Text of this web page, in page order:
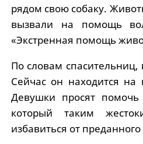
рядом свою собаку.
вызвали на помощь
«Экстренная помощь
По словам спасительниц,
Сейчас он находится на
Девушки просят
который таким
избавиться от